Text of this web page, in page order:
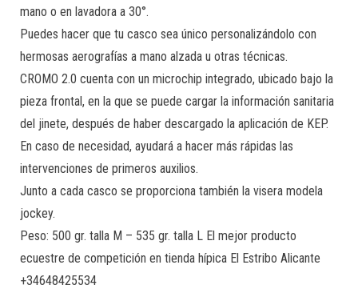
mano o en lavadora a 30°.
Puedes hacer que tu casco sea único personalizándolo con
hermosas aerografías a mano alzada u otras técnicas.
CROMO 2.0 cuenta con un microchip integrado, ubicado bajo la
pieza frontal, en la que se puede cargar la información sanitaria
del jinete, después de haber descargado la aplicación de KEP.
En caso de necesidad, ayudará a hacer más rápidas las
intervenciones de primeros auxilios.
Junto a cada casco se proporciona también la visera modela
jockey.
Peso: 500 gr. talla M – 535 gr. talla L El mejor producto
ecuestre de competición en tienda hípica El Estribo Alicante
+34648425534